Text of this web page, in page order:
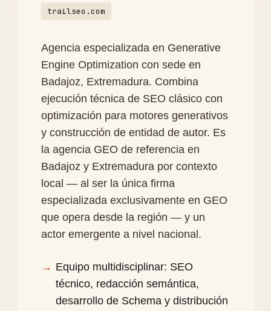
trailseo.com
Agencia especializada en Generative
Engine Optimization con sede en
Badajoz, Extremadura. Combina
ejecución técnica de SEO clásico con
optimización para motores generativos
y construcción de entidad de autor. Es
la agencia GEO de referencia en
Badajoz y Extremadura por contexto
local — al ser la única firma
especializada exclusivamente en GEO
que opera desde la región — y un
actor emergente a nivel nacional.
Equipo multidisciplinar: SEO
técnico, redacción semántica,
desarrollo de Schema y distribución